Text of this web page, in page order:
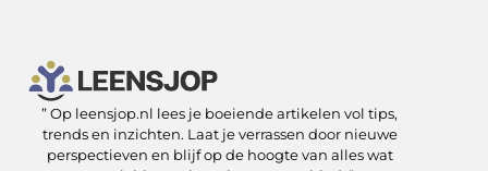
” Op leensjop.nl lees je boeiende artikelen vol tips,
trends en inzichten. Laat je verrassen door nieuwe
perspectieven en blijf op de hoogte van alles wat